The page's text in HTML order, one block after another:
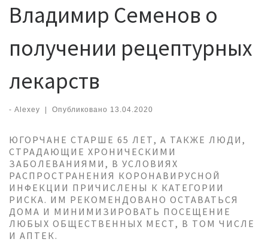
Владимир Семенов о
получении рецептурных
лекарств
- Alexey | Опубликовано 13.04.2020
ЮГОРЧАНЕ СТАРШЕ 65 ЛЕТ, А ТАКЖЕ ЛЮДИ,
СТРАДАЮЩИЕ ХРОНИЧЕСКИМИ
ЗАБОЛЕВАНИЯМИ, В УСЛОВИЯХ
РАСПРОСТРАНЕНИЯ КОРОНАВИРУСНОЙ
ИНФЕКЦИИ ПРИЧИСЛЕНЫ К КАТЕГОРИИ
РИСКА. ИМ РЕКОМЕНДОВАНО ОСТАВАТЬСЯ
ДОМА И МИНИМИЗИРОВАТЬ ПОСЕЩЕНИЕ
ЛЮБЫХ ОБЩЕСТВЕННЫХ МЕСТ, В ТОМ ЧИСЛЕ
И АПТЕК.